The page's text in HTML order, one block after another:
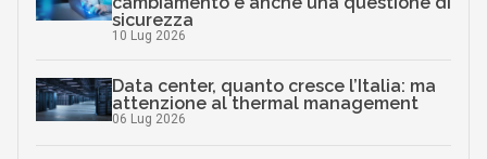
sicurezza
10 Lug 2026
Data center, quanto cresce l’Italia: ma
attenzione al thermal management
06 Lug 2026